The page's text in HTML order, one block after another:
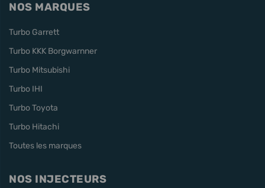
NOS MARQUES
Turbo Garrett
Turbo KKK Borgwarnner
Turbo Mitsubishi
Turbo IHI
Turbo Toyota
Turbo Hitachi
Toutes les marques
NOS INJECTEURS